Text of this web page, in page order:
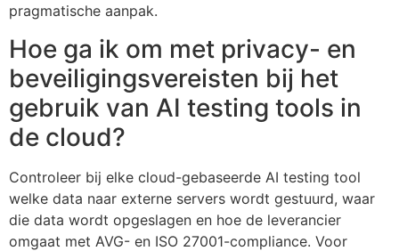
pragmatische aanpak.
Hoe ga ik om met privacy- en
beveiligingsvereisten bij het
gebruik van AI testing tools in
de cloud?
Controleer bij elke cloud-gebaseerde AI testing tool
welke data naar externe servers wordt gestuurd, waar
die data wordt opgeslagen en hoe de leverancier
omgaat met AVG- en ISO 27001-compliance. Voor